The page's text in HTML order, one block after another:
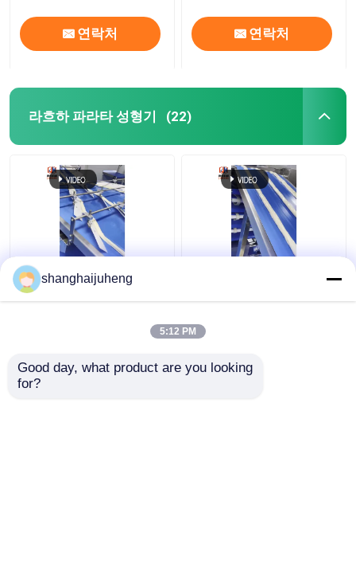
연락처 연락처
라흐하 파라타 성형기 (22)
21KW 중국 안주류 참깨
는 샤오빙 상업적 라흐
shanghaijuheng
5:12 PM
Good day, what product are you looking
for?